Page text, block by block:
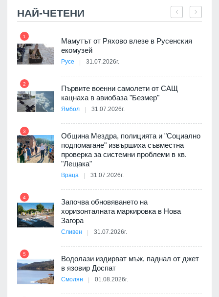
НАЙ-ЧЕТЕНИ
1
Мамутът от Ряхово влезе в Русенския
екомузей
Русе 31.07.2026г.
2
Първите военни самолети от САЩ
кацнаха в авиобаза "Безмер"
Ямбол 31.07.2026г.
3
Община Мездра, полицията и "Социално
подпомагане" извършиха съвместна
проверка за системни проблеми в кв.
"Лещака"
Враца 31.07.2026г.
4
Започва обновяването на
хоризонталната маркировка в Нова
Загора
Сливен 31.07.2026г.
5
Водолази издирват мъж, паднал от джет
в язовир Доспат
Смолян 01.08.2026г.